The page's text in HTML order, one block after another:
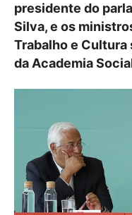
presidente do
Silva, e os
Trabalho e Cultura
da Academia